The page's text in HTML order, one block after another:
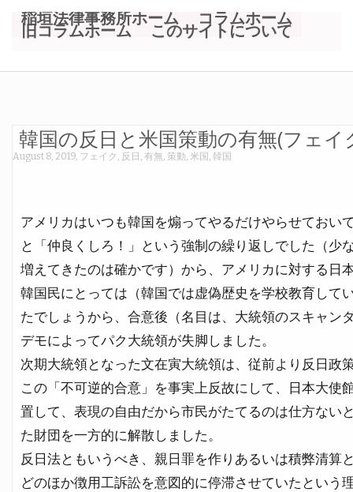
稲垣法律事務所ホーム コラムホーム
旧コラムホーム このサイトについて
韓国の反日と米国策動の有無(フェイ
August 8, 2019, フェイク , 反日 , 有無, 策動, 米国 , 韓国
アメリカはいつも韓国を煽ってやるだけやらせておい
と「仲良くしろ！」という強制の繰り返しでした（少
増えてきたのは確かです）から、アメリカに対する日
韓国民にとっては（韓国では虚偽歴史を学校教育して
たでしょうから、合意後（名目は、大統領のスキャン
デモによってパク大統領が失脚しました。
次期大統領となった文在寅大統領は、従前より反日政
この「不可逆的合意」を事実上反故にして、日本大使
置して、表現の自由だから市民がたてるのは仕方ない
た財団を一方的に解散しました。
反日法ともいうべき、親日罪を作りあるいは積弊清算
どのほか徴用工訴訟を意図的に停滞させていたという